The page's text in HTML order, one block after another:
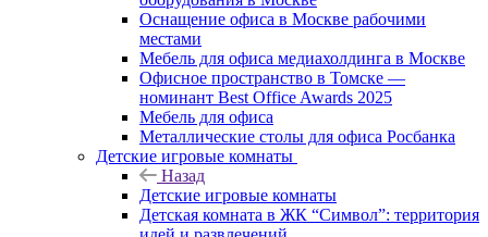
Оснащение офиса в Москве рабочими
местами
Мебель для офиса медиахолдинга в Москве
Офисное пространство в Томске —
номинант Best Office Awards 2025
Мебель для офиса
Металлические столы для офиса Росбанка
Детские игровые комнаты
Назад
Детские игровые комнаты
Детская комната в ЖК “Символ”: территория